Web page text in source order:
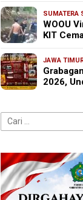
SUMATERA
WOOU
KIT
JAWA
2026,
Cari
untuk: